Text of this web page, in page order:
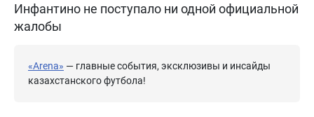
Инфантино не поступало ни одной официальной
жалобы
«Arena» — главные события, эксклюзивы и инсайды
казахстанского футбола!